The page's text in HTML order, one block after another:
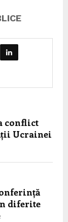
conflict
Ucrainei
diferite